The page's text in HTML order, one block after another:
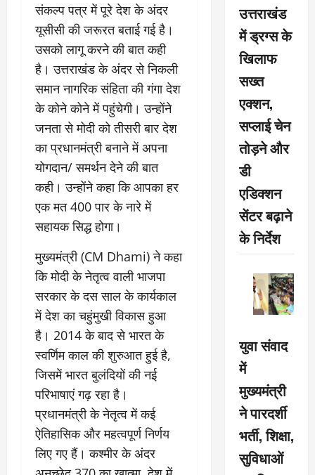
संकल्प पत्र में पूरे देश के अंदर
यूसीसी की जरूरत बताई गई है।
उसको लागू करने की बात कही
है। उत्तराखंड के अंदर से निकली
समान नागरिक संहिता की गंगा देश
के कोने कोने में पहुंचेगी। उन्होंने
जनता से मोदी को तीसरी बार देश
का प्रधानमंत्री बनाने में अपना
योगदान/ समर्थन देने की बात
कही। उन्होंने कहा कि आपका हर
एक मत 400 पार के नारे में
सहायक सिद्ध होगा।
मुख्यमंत्री (CM Dhami) ने कहा
कि मोदी के नेतृत्व वाली भाजपा
सरकार के दस साल के कार्यकाल
में देश का चहुंमुखी विकास हुआ
है। 2014 के बाद से भारत के
स्वर्णिम काल की शुरुआत हुई है,
जिसमें भारत बुलंदियों की नई
परिभाषाएं गढ़ रहा है।
प्रधानमंत्री के नेतृत्व में कई
ऐतिहासिक और महत्वपूर्ण निर्णय
लिए गए हैं। कश्मीर के अंदर
उत्तराखंड
में ड्रग्स के
खिलाफ
सख्त
एक्शन,
सप्लाई चेन
तोड़ने और
डी
एडिक्शन
सेंटर बढ़ाने
के निर्देश
युवा संवाद
में
मुख्यमंत्री
ने पारदर्शी
भर्ती, शिक्षा,
सुविधाओं